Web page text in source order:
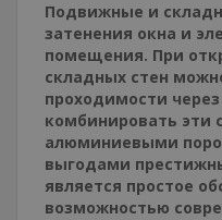
Подвижные и
затенения окна и
помещения. При
складных стен
проходимости
комбинировать эти
алюминиевыми
выгодами
является простое
возможностью